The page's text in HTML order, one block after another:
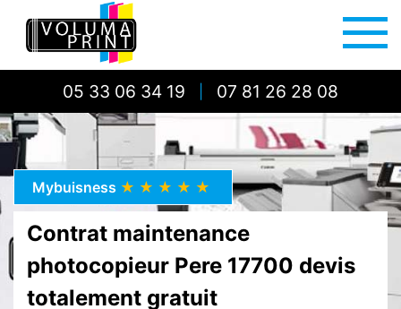
05 33 06 34 19 07 81 26 28 08
Mybuisness ★★★★★
Contrat maintenance
photocopieur Pere 17700 devis
totalement gratuit